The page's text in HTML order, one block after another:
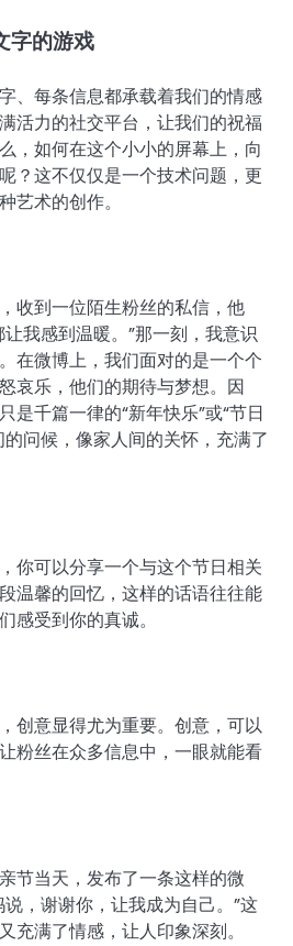
字的游戏
、每条信息都承载着我们的情感
活力的社交平台，让我们的祝福
，如何在这个小小的屏幕上，向
？这不仅仅是一个技术问题，更
艺术的创作。
收到一位陌生粉丝的私信，他
我感到温暖。”那一刻，我意识
在微博上，我们面对的是一个个
哀乐，他们的期待与梦想。因
是千篇一律的“新年快乐”或“节日
问候，像家人间的关怀，充满了
你可以分享一个与这个节日相关
温馨的回忆，这样的话语往往能
感受到你的真诚。
创意显得尤为重要。创意，可以
粉丝在众多信息中，一眼就能看
节当天，发布了一条这样的微
，谢谢你，让我成为自己。”这
充满了情感，让人印象深刻。